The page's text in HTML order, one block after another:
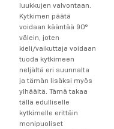
luukkujen valvontaan.
Kytkimen päätä
voidaan kääntää 90°
välein, joten
kieli/vaikuttaja voidaan
tuoda kytkimeen
neljältä eri suunnalta
ja tämän lisäksi myös
ylhäältä. Tämä takaa
tällä edulliselle
kytkimelle erittäin
monipuoliset